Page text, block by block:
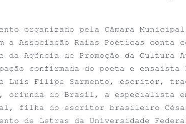
organizado pela Câmara Municipal
a Associação Raias Poéticas conta
da Agência de Promoção da Cultura
confirmada do poeta e
Luís Filipe Sarmento, escritor,
oriunda do Brasil, a especialista
filha do escritor brasileiro César
de Letras da Universidade